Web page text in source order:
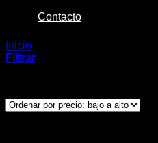
Contacto
Inicio
Filtrar